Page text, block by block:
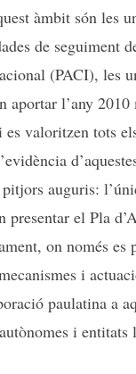
àmbit són les
de seguiment
(PACI), les
aportar l’any 2010
es valoritzen tots
auguris:
presentar el Pla
on només es
i
paulatina a
i